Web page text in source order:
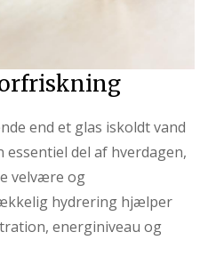
end et glas iskoldt vand
essentiel del af hverdagen,
velvære og
hydrering hjælper
energiniveau og